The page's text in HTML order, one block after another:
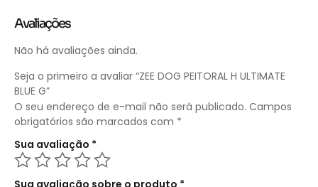
Avaliações
Não há avaliações ainda.
Seja o primeiro a avaliar “ZEE DOG PEITORAL H ULTIMATE
BLUE G”
O seu endereço de e-mail não será publicado. Campos
obrigatórios são marcados com *
Sua avaliação *
Sua avaliação sobre o produto *